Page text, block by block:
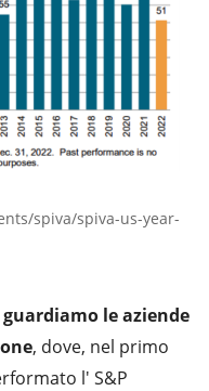
spiva/spiva-us-year-
le aziende
, dove, nel primo
l' S&P